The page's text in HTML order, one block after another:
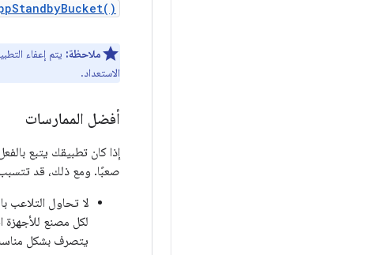
ملاحظة: يتم إعفاء
الاستعداد.
أفضل الممارسات
إذا كان تطبيقك يتبع
صعبًا. ومع ذلك، قد
لا تحاول التلاعب
لكل مصنع للأجهزة
يتصرف بشكل